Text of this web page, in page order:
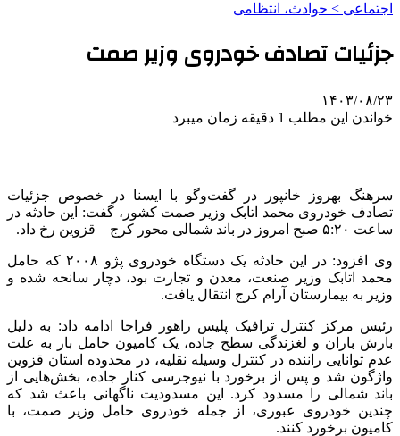
اجتماعی > حوادث، انتظامی
جزئیات تصادف خودروی وزیر صمت
۱۴۰۳/۰۸/۲۳
خواندن این مطلب 1 دقیقه زمان میبرد
سرهنگ بهروز خانپور در گفت‌وگو با ایسنا در خصوص جزئیات
تصادف خودروی محمد اتابک وزیر صمت کشور، گفت: این حادثه‌ در
ساعت ۵:۲۰ صبح امروز در باند شمالی محور کرج – قزوین رخ داد.
وی افزود: در این حادثه یک دستگاه خودروی پژو ۲۰۰۸ که حامل
محمد اتابک وزیر صنعت، معدن و تجارت بود، دچار سانحه شده و
وزیر به بیمارستان آرام کرج انتقال یافت.
رئیس مرکز کنترل ترافیک پلیس راهور فراجا ادامه داد: به دلیل
بارش باران و لغزندگی سطح جاده، یک کامیون حامل بار به علت
عدم توانایی راننده در کنترل وسیله نقلیه، در محدوده استان قزوین
واژگون شد و پس از برخورد با نیوجرسی کنار جاده، بخش‌هایی از
باند شمالی را مسدود کرد. این مسدودیت ناگهانی باعث شد که
چندین خودروی عبوری، از جمله خودروی حامل وزیر صمت، با
کامیون برخورد کنند.